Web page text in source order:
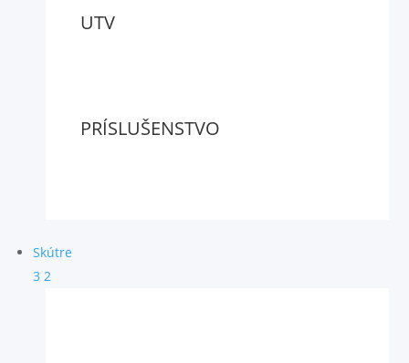
UTV
PRÍSLUŠENSTVO
Skútre
3 2